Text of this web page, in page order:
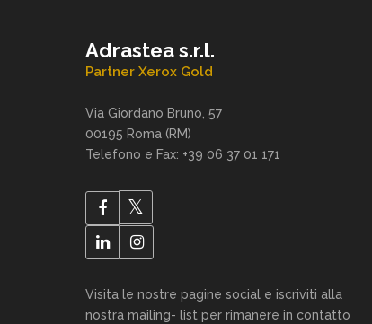
Adrastea s.r.l.
Partner Xerox Gold
Via Giordano Bruno, 57
00195 Roma (RM)
Telefono e Fax: +39 06 37 01 171
Visita le nostre pagine social e iscriviti alla
nostra mailing- list per rimanere in contatto